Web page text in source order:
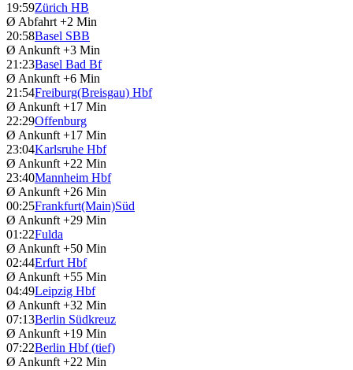
19:59Zürich HB
Ø Abfahrt +2 Min
20:58Basel SBB
Ø Ankunft +3 Min
21:23Basel Bad Bf
Ø Ankunft +6 Min
21:54Freiburg(Breisgau) Hbf
Ø Ankunft +17 Min
22:29Offenburg
Ø Ankunft +17 Min
23:04Karlsruhe Hbf
Ø Ankunft +22 Min
23:40Mannheim Hbf
Ø Ankunft +26 Min
00:25Frankfurt(Main)Süd
Ø Ankunft +29 Min
01:22Fulda
Ø Ankunft +50 Min
02:44Erfurt Hbf
Ø Ankunft +55 Min
04:49Leipzig Hbf
Ø Ankunft +32 Min
07:13Berlin Südkreuz
Ø Ankunft +19 Min
07:22Berlin Hbf (tief)
Ø Ankunft +22 Min